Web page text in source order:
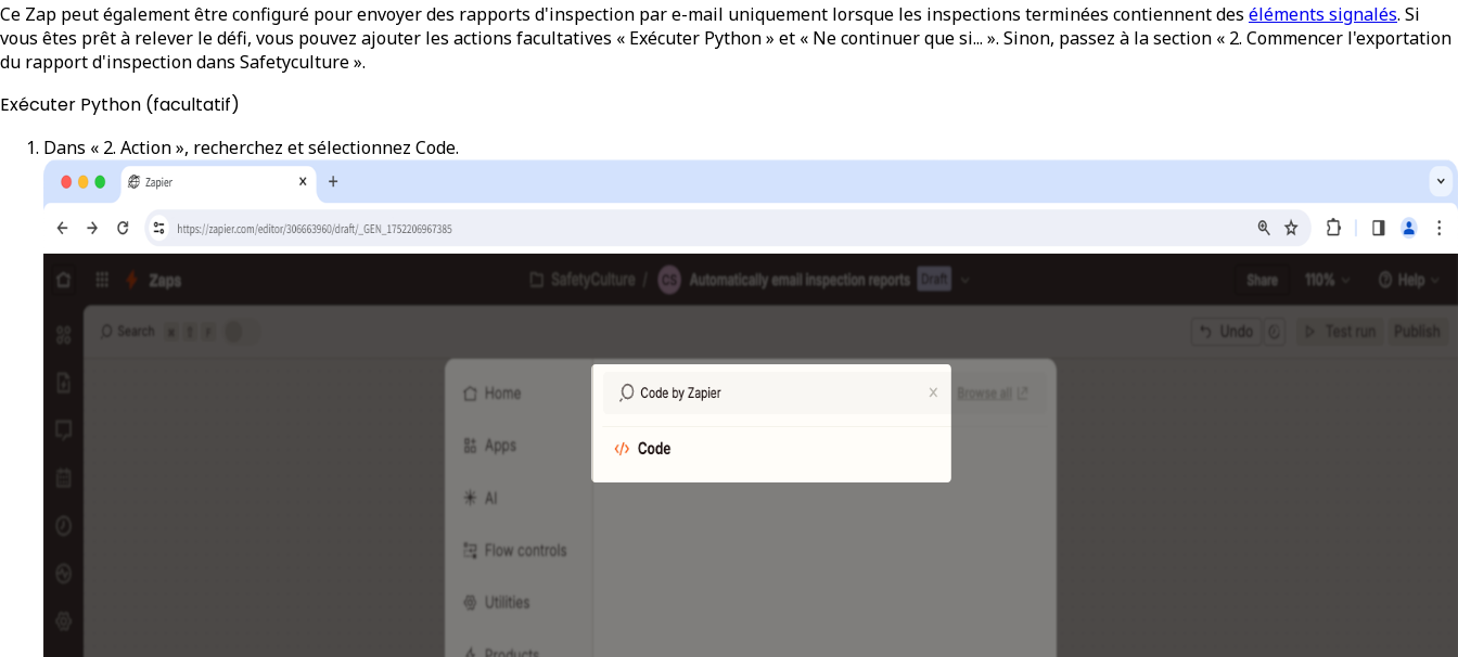
Ce Zap peut également être configuré pour envoyer des rapports d'inspection par e-mail uniquement lorsque les inspections terminées contiennent des éléments signalés. Si
vous êtes prêt à relever le défi, vous pouvez ajouter les actions facultatives « Exécuter Python » et « Ne continuer que si... ». Sinon, passez à la section « 2. Commencer l'exportation
du rapport d'inspection dans Safetyculture ».
Exécuter Python (facultatif)
Dans « 2. Action », recherchez et sélectionnez Code.